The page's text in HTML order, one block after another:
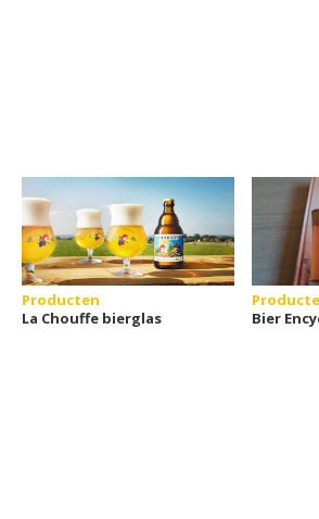
Producten
La Chouffe bierglas
Bier